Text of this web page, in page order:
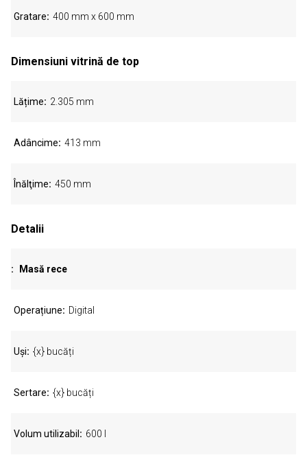
Gratare 400 mm x 600 mm
Dimensiuni vitrină de top
Lățime 2.305 mm
Adâncime 413 mm
Înălţime 450 mm
Detalii
Masă rece
Operațiune Digital
Uși {x} bucăți
Sertare {x} bucăți
Volum utilizabil 600 l